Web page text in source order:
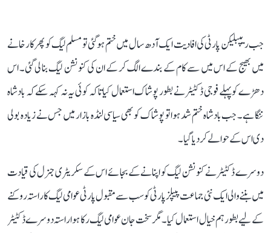
جب ریپبلیکن پارٹی کی افادیت ایک آدھ سال میں ختم ہو گئی تو مسلم لیگ کو پھر کارخانے
میں بھیج کے اس میں سے کام کے بندے الگ کر کے ان کی کنونشن لیگ بنا لی گئی۔ اس
دھڑے کو پہلے فوجی ڈکٹیٹر نے بطور پوشاک استعمال کیا تاکہ کوئی یہ نہ کہہ سکے کہ بادشاہ
ننگا ہے۔ جب بادشاہ ختم شد ہوا تو پوشاک کو بھی سیاسی لنڈہ بازار میں جس نے زیادہ بولی
دی اس کے حوالے کر دیا گیا۔
دوسرے ڈکٹیٹر نے کنونشن لیگ کو اپنانے کے بجائے اس کے سکریٹری جنرل کی قیادت
میں بننے والی ایک نئی جماعت پیپلز پارٹی کو سب سے مقبول پارٹی عوامی لیگ کا راستہ روکنے
کے لیے بطور ہم خیال استعمال کیا۔ مگر سخت جان عوامی لیگ رکا ہوا راستہ دوسرے ڈکٹیٹر